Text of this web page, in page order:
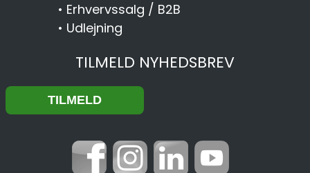
• Erhvervssalg / B2B
• Udlejning
TILMELD NYHEDSBREV